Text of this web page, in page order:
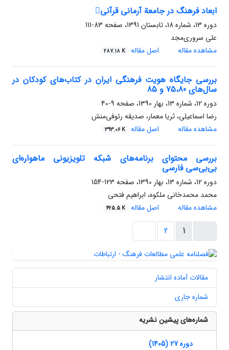
ابعاد فرهنگ در جامعة آرمانی قرآنی
دوره 13، شماره 18، تابستان 1391، صفحه
83-111
علی سروری‌مجد
مشاهده مقاله
اصل مقاله 287.18 K
بررسی جایگاه هویت فرهنگی ایران در کتاب‌های کودکان در
سال‌های 75،80 و 85
دوره 12، شماره 13، بهار 1390، صفحه
9-40
رضا اسماعیلی، ثریا معمار، صدیقه رئوفی‌منش
مشاهده مقاله
اصل مقاله 393.06 K
بررسی محتوای برنامه‌های شبکه تلویزیونی ماهواره‌ای
بی‌بی‌سی فارسی
دوره 12، شماره 13، بهار 1390، صفحه
123-154
محمد محمدخانی ملکوه، ابراهیم فتحی
مشاهده مقاله
اصل مقاله 425.5 K
1
2
مقالات آماده انتشار
شماره جاری
شماره‌های پیشین نشریه
دوره 27 (1405)